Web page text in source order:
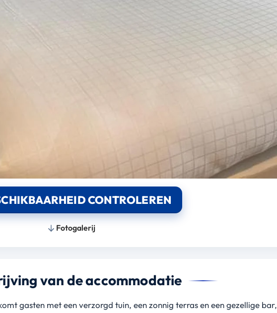
CONTROLEREN
Fotogalerij
van de accommodatie
gasten met een verzorgd tuin, een zonnig terras en een gezellige bar,